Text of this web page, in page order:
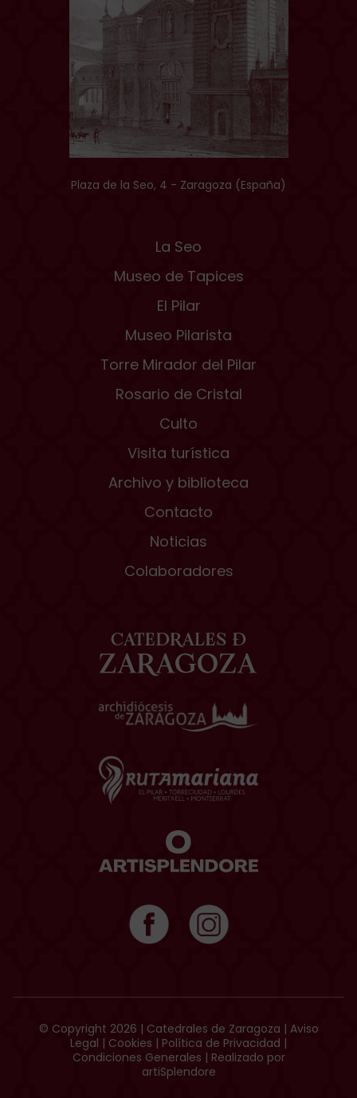
Plaza de la Seo, 4 - Zaragoza (España)
La Seo
Museo de Tapices
El Pilar
Museo Pilarista
Torre Mirador del Pilar
Rosario de Cristal
Culto
Visita turística
Archivo y biblioteca
Contacto
Noticias
Colaboradores
© Copyright 2026 | Catedrales de Zaragoza | Aviso
Legal | Cookies | Política de Privacidad |
Condiciones Generales | Realizado por
artiSplendore